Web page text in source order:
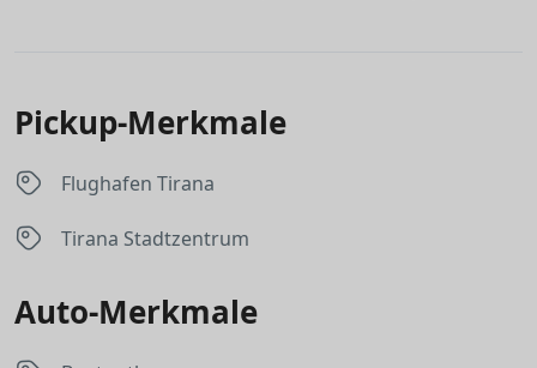
Pickup-Merkmale
Flughafen Tirana
Tirana Stadtzentrum
Auto-Merkmale